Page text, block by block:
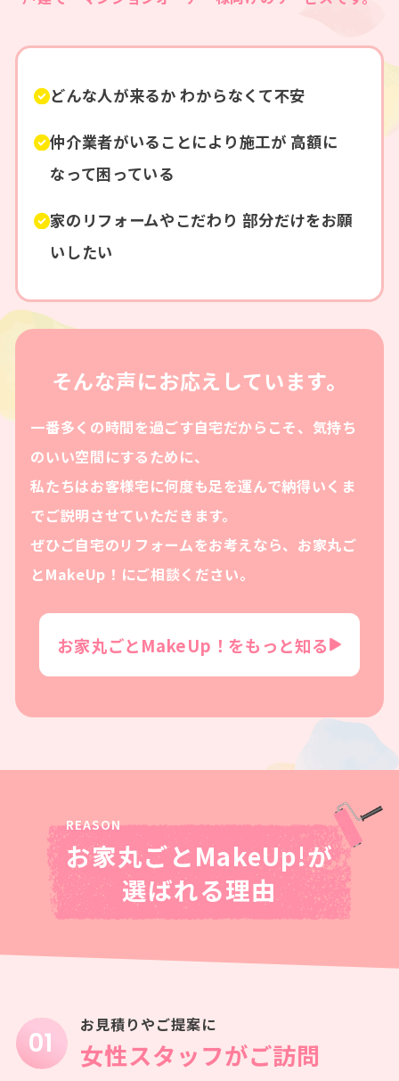
どんな人が来るか わからなくて不安
仲介業者がいることにより施工が 高額に
なって困っている
家のリフォームやこだわり 部分だけをお願
いしたい
そんな声にお応えしています。
一番多くの時間を過ごす自宅だからこそ、気持ち
のいい空間にするために、
私たちはお客様宅に何度も足を運んで納得いくま
でご説明させていただきます。
ぜひご自宅のリフォームをお考えなら、お家丸ご
とMakeUp！にご相談ください。
お家丸ごとMakeUp！をもっと知る
お家丸ごとMakeUp!が
選ばれる理由
お見積りやご提案に
女性スタッフがご訪問